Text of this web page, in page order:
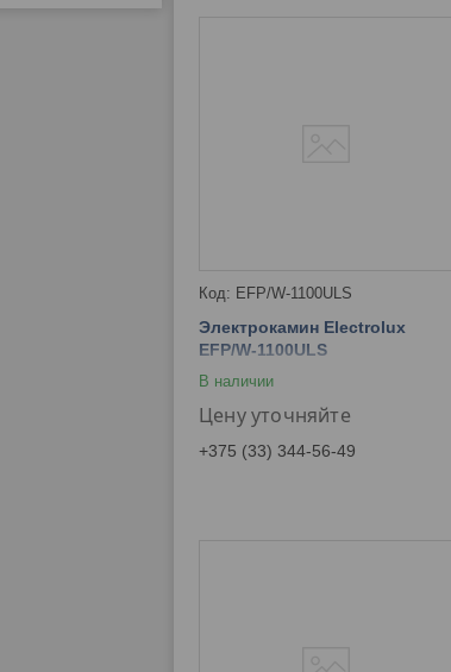
EFP/W-1100ULS
Электрокамин Electrolux
EFP/W-1100ULS
В наличии
Цену уточняйте
+375 (33) 344-56-49